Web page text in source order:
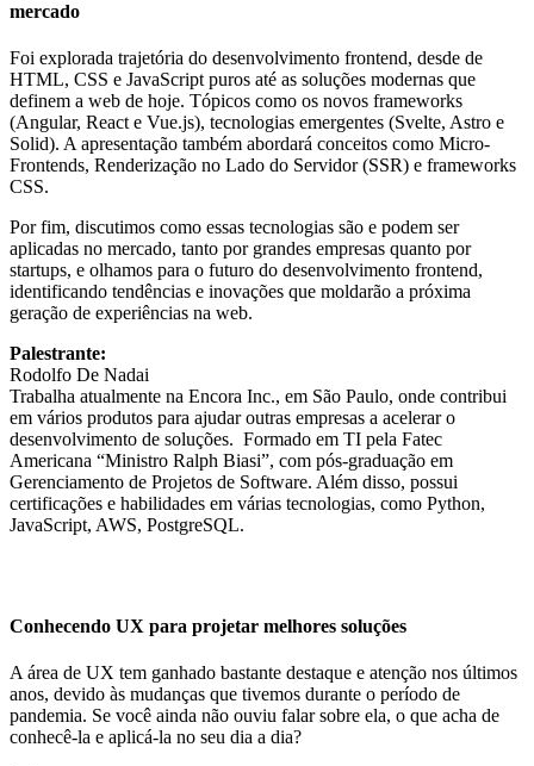
mercado
Foi explorada trajetória do desenvolvimento frontend, desde de
HTML, CSS e JavaScript puros até as soluções modernas que
definem a web de hoje. Tópicos como os novos frameworks
(Angular, React e Vue.js), tecnologias emergentes (Svelte, Astro e
Solid). A apresentação também abordará conceitos como Micro-
Frontends, Renderização no Lado do Servidor (SSR) e frameworks
CSS.
Por fim, discutimos como essas tecnologias são e podem ser
aplicadas no mercado, tanto por grandes empresas quanto por
startups, e olhamos para o futuro do desenvolvimento frontend,
identificando tendências e inovações que moldarão a próxima
geração de experiências na web.
Palestrante:
Rodolfo De Nadai
Trabalha atualmente na Encora Inc., em São Paulo, onde contribui
em vários produtos para ajudar outras empresas a acelerar o
desenvolvimento de soluções. Formado em TI pela Fatec
Americana “Ministro Ralph Biasi”, com pós-graduação em
Gerenciamento de Projetos de Software. Além disso, possui
certificações e habilidades em várias tecnologias, como Python,
JavaScript, AWS, PostgreSQL.
Conhecendo UX para projetar melhores soluções
A área de UX tem ganhado bastante destaque e atenção nos últimos
anos, devido às mudanças que tivemos durante o período de
pandemia. Se você ainda não ouviu falar sobre ela, o que acha de
conhecê-la e aplicá-la no seu dia a dia?